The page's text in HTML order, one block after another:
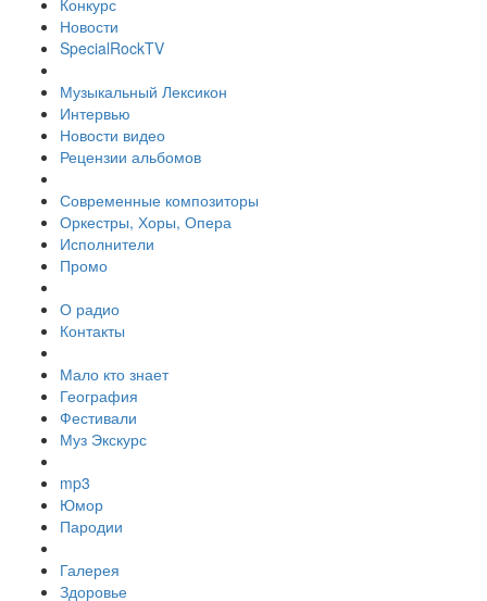
Конкурс
Новости
SpecialRockTV
Музыкальный Лексикон
Интервью
Новости видео
Рецензии альбомов
Современные композиторы
Оркестры, Хоры, Опера
Исполнители
Промо
О радио
Контакты
Мало кто знает
География
Фестивали
Муз Экскурс
mp3
Юмор
Пародии
Галерея
Здоровье